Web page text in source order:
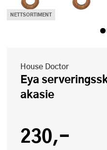
NETTSORTIMENT
House Doctor
Eya serveringsskje 15 cm 4 stk
akasie
230,-